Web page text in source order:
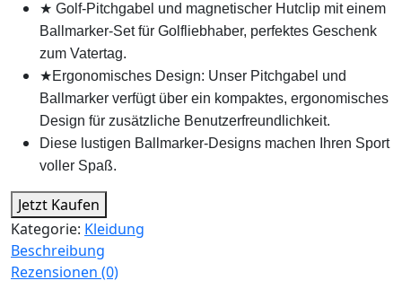
★ Golf-Pitchgabel und magnetischer Hutclip mit einem
Ballmarker-Set für Golfliebhaber, perfektes Geschenk
zum Vatertag.
★Ergonomisches Design: Unser Pitchgabel und
Ballmarker verfügt über ein kompaktes, ergonomisches
Design für zusätzliche Benutzerfreundlichkeit.
Diese lustigen Ballmarker-Designs machen Ihren Sport
voller Spaß.
Jetzt Kaufen
Kategorie: Kleidung
Beschreibung
Rezensionen (0)